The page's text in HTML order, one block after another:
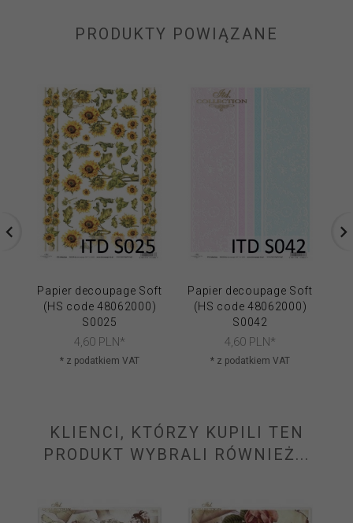
PRODUKTY POWIĄZANE
Papier decoupage Soft
(HS code 48062000)
S0025
4,60 PLN*
* z podatkiem VAT
Papier decoupage Soft
(HS code 48062000)
S0042
4,60 PLN*
* z podatkiem VAT
KLIENCI, KTÓRZY KUPILI TEN
PRODUKT WYBRALI RÓWNIEŻ...